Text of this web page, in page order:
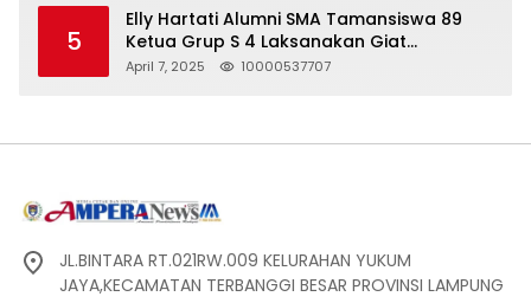
5
Elly Hartati Alumni SMA Tamansiswa 89
Ketua Grup S 4 Laksanakan Giat
Silaturahmi
April 7, 2025 10000537707
JL.BINTARA RT.021RW.009 KELURAHAN YUKUM
JAYA,KECAMATAN TERBANGGI BESAR PROVINSI LAMPUNG